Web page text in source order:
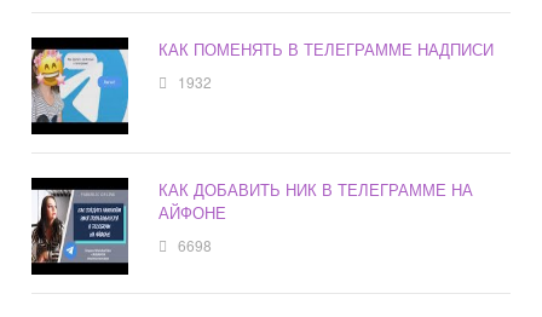
КАК ПОМЕНЯТЬ В ТЕЛЕГРАММЕ НАДПИСИ
1932
КАК ДОБАВИТЬ НИК В ТЕЛЕГРАММЕ НА
АЙФОНЕ
6698